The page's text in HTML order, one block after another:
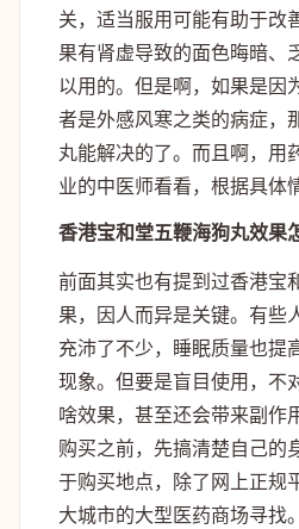
关，适当服用可能有助于改
果有肾虚导致的面色晦暗、
以用的。但是啊，如果是因
者是外感风寒之类的病症，
丸能解决的了。而且啊，用
业的中医师看看，根据具体
香港宝和堂五鞭海狗丸效果
前面其实也有提到过香港宝
果，因人而异是关键。有些
充沛了不少，睡眠质量也提
现象。但要是盲目使用，不
啥效果，甚至还会带来副作
购买之前，先搞清楚自己的
于购买地点，除了网上正规
大城市的大型医药商场寻找